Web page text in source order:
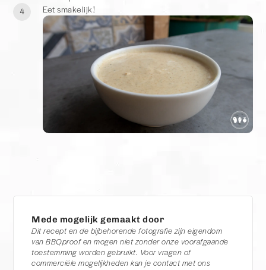
4 Eet smakelijk!
Mede mogelijk gemaakt door
Dit recept en de bijbehorende fotografie zijn eigendom
van BBQproof en mogen niet zonder onze voorafgaande
toestemming worden gebruikt. Voor vragen of
commerciële mogelijkheden kan je contact met ons